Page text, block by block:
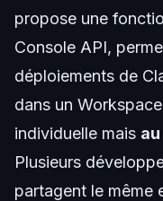
propose une
Console API,
déploiements de
dans un
individuelle mais
Plusieurs
partagent le même